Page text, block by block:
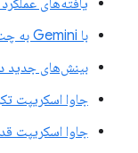
با Gemini به چت‌هایتان اسکرین‌شات اضافه کنید
بینش‌های جدید
جاوا اسکریپت
جاوا اسکریپت